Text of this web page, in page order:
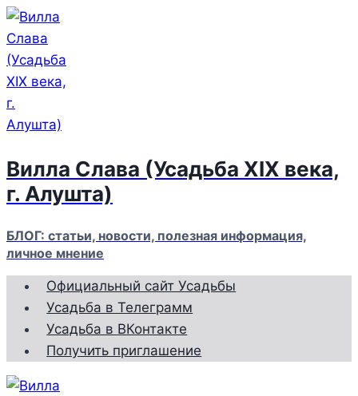
Перейти
к
содержимому
Вилла Слава (Усадьба XIX века,
г. Алушта)
БЛОГ: статьи, новости, полезная информация,
личное мнение
Официальный сайт Усадьбы
Усадьба в Телеграмм
Усадьба в ВКонтакте
Получить приглашение